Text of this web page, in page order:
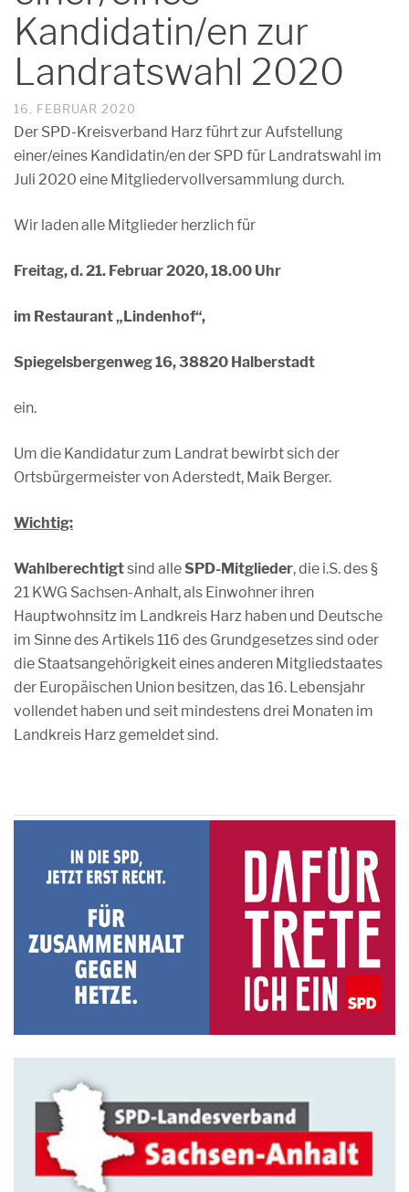
Kandidatin/en zur
Landratswahl 2020
16. FEBRUAR 2020
Der SPD-Kreisverband Harz führt zur Aufstellung
einer/eines Kandidatin/en der SPD für Landratswahl im
Juli 2020 eine Mitgliedervollversammlung durch.
Wir laden alle Mitglieder herzlich für
Freitag, d. 21. Februar 2020, 18.00 Uhr
im Restaurant „Lindenhof“,
Spiegelsbergenweg 16, 38820 Halberstadt
ein.
Um die Kandidatur zum Landrat bewirbt sich der
Ortsbürgermeister von Aderstedt, Maik Berger.
Wichtig:
Wahlberechtigtsind alleSPD-Mitglieder, die i.S. des §
21 KWG Sachsen-Anhalt, als Einwohner ihren
Hauptwohnsitz im Landkreis Harz haben und Deutsche
im Sinne des Artikels 116 des Grundgesetzes sind oder
die Staatsangehörigkeit eines anderen Mitgliedstaates
der Europäischen Union besitzen, das 16. Lebensjahr
vollendet haben und seit mindestens drei Monaten im
Landkreis Harz gemeldet sind.